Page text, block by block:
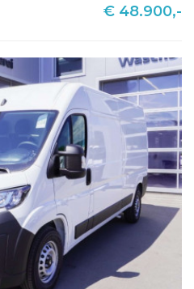
€ 48.900,-